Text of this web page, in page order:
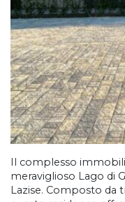
Il complesso
meraviglioso Lago di
Lazise. Composto da